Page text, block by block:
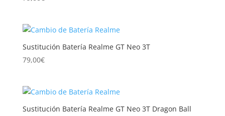
Sustitución Batería Realme GT Neo 3T
79,00€
Sustitución Batería Realme GT Neo 3T Dragon Ball